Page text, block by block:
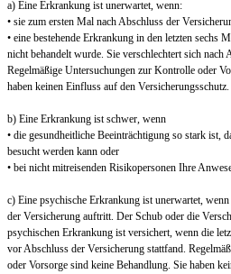
a) Eine Erkrankung ist unerwartet, wenn:
• sie zum ersten Mal nach Abschluss der
• eine bestehende Erkrankung in den letzten sechs
nicht behandelt wurde. Sie verschlechtert sich nach
Regelmäßige Untersuchungen zur Kontrolle oder
haben keinen Einfluss auf den Versicherungsschutz.
b) Eine Erkrankung ist schwer, wenn
• die gesundheitliche Beeinträchtigung so stark ist,
besucht werden kann oder
• bei nicht mitreisenden Risikopersonen Ihre
c) Eine psychische Erkrankung ist unerwartet,
der Versicherung auftritt. Der Schub oder die
psychischen Erkrankung ist versichert, wenn die
vor Abschluss der Versicherung stattfand.
oder Vorsorge sind keine Behandlung. Sie haben